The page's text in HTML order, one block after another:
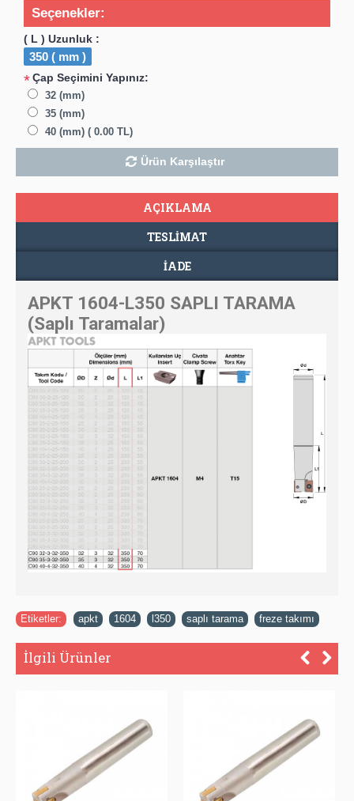
Seçenekler:
( L ) Uzunluk :
350 ( mm )
*Çap Seçimini Yapınız:
32 (mm)
35 (mm)
40 (mm) ( 0.00 TL)
Ürün Karşılaştır
AÇIKLAMA
TESLIMAT
İADE
APKT 1604-L350 SAPLI TARAMA
(Saplı Taramalar)
Etiketler: apkt 1604 l350 saplı tarama freze takımı
İlgili Ürünler